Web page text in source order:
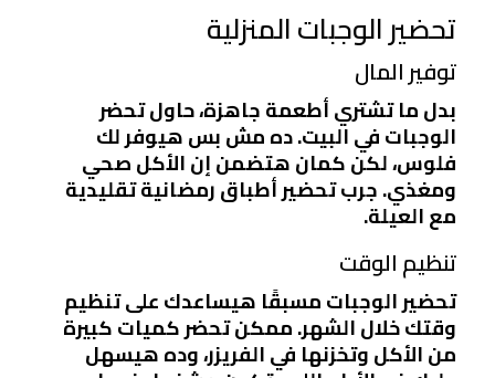
تحضير الوجبات المنزلية
توفير المال
بدل ما تشتري أطعمة جاهزة، حاول تحضر
الوجبات في البيت. ده مش بس هيوفر لك
فلوس، لكن كمان هتضمن إن الأكل صحي
ومغذي. جرب تحضير أطباق رمضانية تقليدية
مع العيلة.
تنظيم الوقت
تحضير الوجبات مسبقًا هيساعدك على تنظيم
وقتك خلال الشهر. ممكن تحضر كميات كبيرة
من الأكل وتخزنها في الفريزر، وده هيسهل